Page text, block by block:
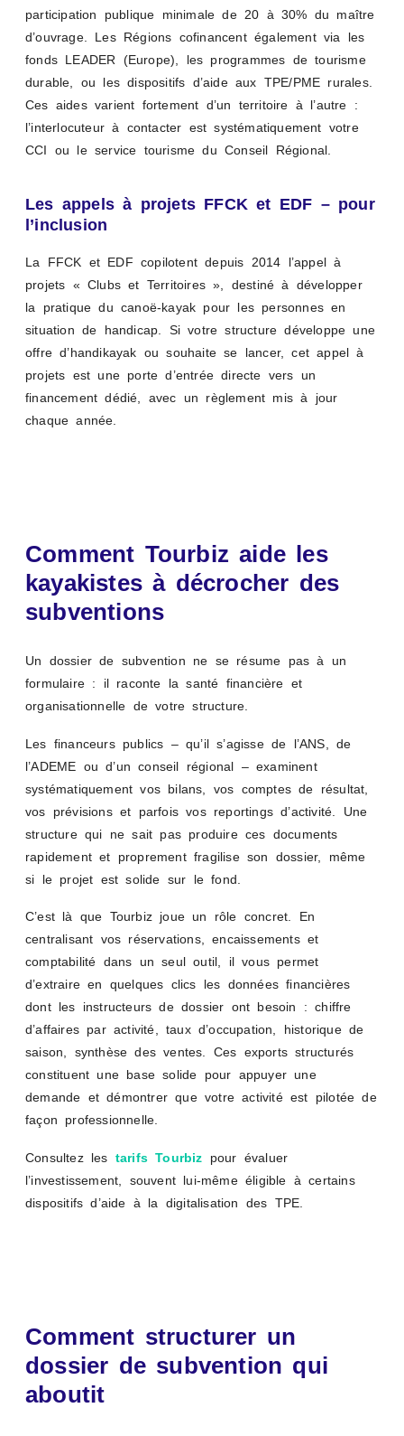
participation publique minimale de 20 à 30% du maître
d’ouvrage. Les Régions cofinancent également via les
fonds LEADER (Europe), les programmes de tourisme
durable, ou les dispositifs d’aide aux TPE/PME rurales.
Ces aides varient fortement d’un territoire à l’autre :
l’interlocuteur à contacter est systématiquement votre
CCI ou le service tourisme du Conseil Régional.
Les appels à projets FFCK et EDF – pour
l’inclusion
La FFCK et EDF copilotent depuis 2014 l’appel à
projets « Clubs et Territoires », destiné à développer
la pratique du canoë-kayak pour les personnes en
situation de handicap. Si votre structure développe une
offre d’handikayak ou souhaite se lancer, cet appel à
projets est une porte d’entrée directe vers un
financement dédié, avec un règlement mis à jour
chaque année.
Comment Tourbiz aide les
kayakistes à décrocher des
subventions
Un dossier de subvention ne se résume pas à un
formulaire : il raconte la santé financière et
organisationnelle de votre structure.
Les financeurs publics – qu’il s’agisse de l’ANS, de
l’ADEME ou d’un conseil régional – examinent
systématiquement vos bilans, vos comptes de résultat,
vos prévisions et parfois vos reportings d’activité. Une
structure qui ne sait pas produire ces documents
rapidement et proprement fragilise son dossier, même
si le projet est solide sur le fond.
C’est là que Tourbiz joue un rôle concret. En
centralisant vos réservations, encaissements et
comptabilité dans un seul outil, il vous permet
d’extraire en quelques clics les données financières
dont les instructeurs de dossier ont besoin : chiffre
d’affaires par activité, taux d’occupation, historique de
saison, synthèse des ventes. Ces exports structurés
constituent une base solide pour appuyer une
demande et démontrer que votre activité est pilotée de
façon professionnelle.
Consultez les tarifs Tourbiz pour évaluer
l’investissement, souvent lui-même éligible à certains
dispositifs d’aide à la digitalisation des TPE.
Comment structurer un
dossier de subvention qui
aboutit